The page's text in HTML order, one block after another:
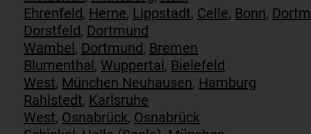
Ehrenfeld, Herne, Lippstadt, Celle, Bonn,
Dorstfeld, Dortmund
Wambel, Dortmund, Bremen
Blumenthal, Wuppertal, Bielefeld
West, München Neuhausen, Hamburg
Rahlstedt, Karlsruhe
West, Osnabrück, Osnabrück